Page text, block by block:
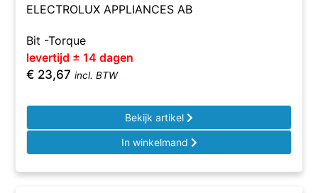
ELECTROLUX APPLIANCES AB
Bit -Torque
levertijd ± 14 dagen
€ 23,67 incl. BTW
Bekijk artikel
In winkelmand